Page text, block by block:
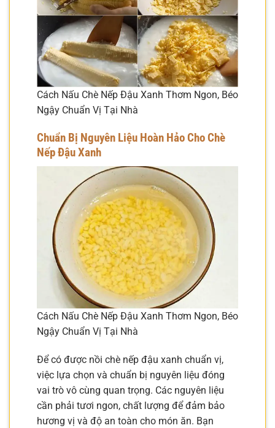
Cách Nấu Chè Nếp Đậu Xanh Thơm Ngon, Béo
Ngậy Chuẩn Vị Tại Nhà
Chuẩn Bị Nguyên Liệu Hoàn Hảo Cho Chè
Nếp Đậu Xanh
Cách Nấu Chè Nếp Đậu Xanh Thơm Ngon, Béo
Ngậy Chuẩn Vị Tại Nhà
Để có được nồi chè nếp đậu xanh chuẩn vị,
việc lựa chọn và chuẩn bị nguyên liệu đóng
vai trò vô cùng quan trọng. Các nguyên liệu
cần phải tươi ngon, chất lượng để đảm bảo
hương vị và độ an toàn cho món ăn. Bạn